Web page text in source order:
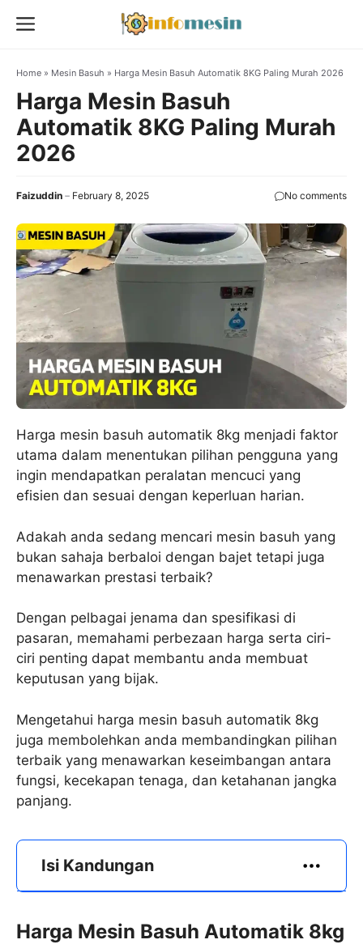
Menu
Home » Mesin Basuh » Harga Mesin Basuh Automatik 8KG Paling Murah 2026
Harga Mesin Basuh
Automatik 8KG Paling Murah
2026
Faizuddin February 8, 2025 No comments
Harga mesin basuh automatik 8kg menjadi faktor
utama dalam menentukan pilihan pengguna yang
ingin mendapatkan peralatan mencuci yang
efisien dan sesuai dengan keperluan harian.
Adakah anda sedang mencari mesin basuh yang
bukan sahaja berbaloi dengan bajet tetapi juga
menawarkan prestasi terbaik?
Dengan pelbagai jenama dan spesifikasi di
pasaran, memahami perbezaan harga serta ciri-
ciri penting dapat membantu anda membuat
keputusan yang bijak.
Mengetahui harga mesin basuh automatik 8kg
juga membolehkan anda membandingkan pilihan
terbaik yang menawarkan keseimbangan antara
fungsi, kecekapan tenaga, dan ketahanan jangka
panjang.
Isi Kandungan
Harga Mesin Basuh Automatik 8kg